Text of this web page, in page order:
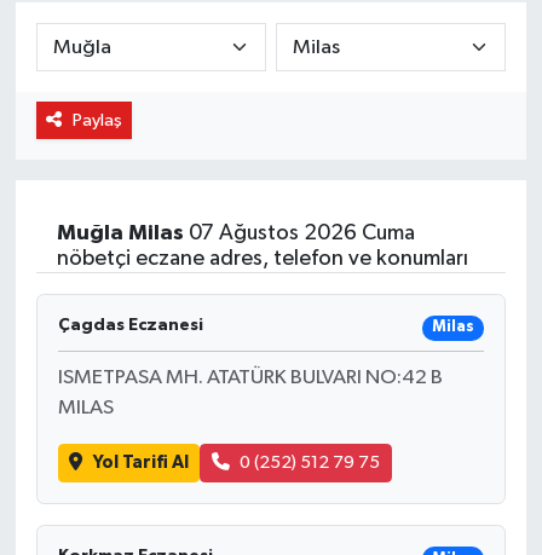
Paylaş
Muğla Milas 07 Ağustos 2026 Cuma
nöbetçi eczane adres, telefon ve konumları
Çagdas Eczanesi Milas
ISMETPASA MH. ATATÜRK BULVARI NO:42 B
MILAS
Yol Tarifi Al 0 (252) 512 79 75
Süper Lig Puan Durumu ve Fikstür
Tüm Manşetler
Haber Arşivi